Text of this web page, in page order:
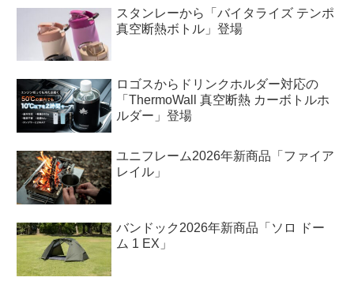
スタンレーから「バイタライズ テンポ
真空断熱ボトル」登場
ロゴスからドリンクホルダー対応の
「ThermoWall 真空断熱 カーボトルホ
ルダー」登場
ユニフレーム2026年新商品「ファイア
レイル」
バンドック2026年新商品「ソロ ドー
ム 1 EX」